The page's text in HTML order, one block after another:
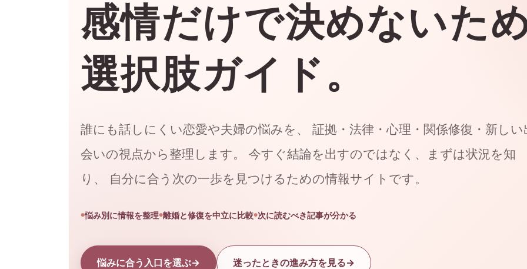
感情だけで決めないた
選択肢ガイド。
誰にも話しにくい恋愛や夫婦の悩みを、 証拠・法律・心理・関係修復・新しい
会いの視点から整理します。 今すぐ結論を出すのではなく、まずは状況を知
り、 自分に合う次の一歩を見つけるための情報サイトです。
悩み別に情報を整理 離婚と修復を中立に比較 次に読むべき記事が分かる
悩みに合う入口を選ぶ 迷ったときの進み方を見る